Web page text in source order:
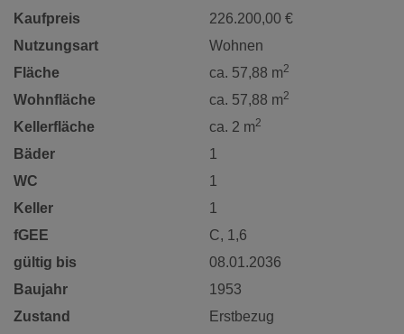
Kaufpreis
226.200,00 €
Nutzungsart
Wohnen
Fläche
ca. 57,88 m2
Wohnfläche ca. 57,88 m2
Kellerfläche ca. 2 m2
Bäder
1
WC
1
Keller
1
fGEE
C, 1,6
gültig bis
08.01.2036
Baujahr
1953
Zustand
Erstbezug